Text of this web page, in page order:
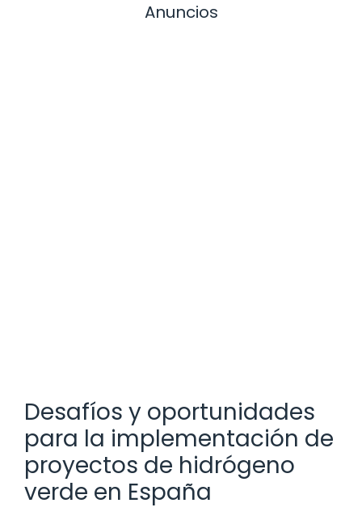
Anuncios
Desafíos y oportunidades
para la implementación de
proyectos de hidrógeno
verde en España